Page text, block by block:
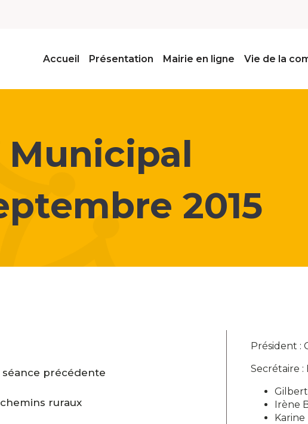
Accueil Présentation Mairie en ligne Vie de la
Municipal
2015
précédente
ruraux
Président :
Secrétaire :
Gilbert
Irène
Karine